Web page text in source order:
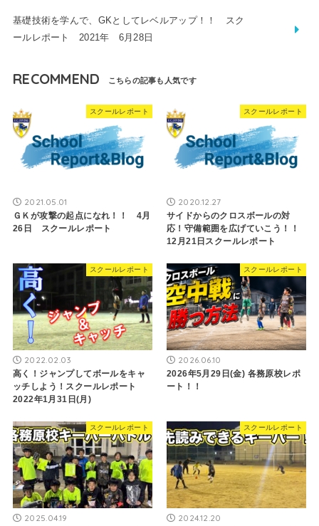
基礎技術を学んで、GKとしてレベルアップ！！ スク
ールレポート 2021年 6月28日
RECOMMEND
スクールレポート
2021.05.01
ＧＫが攻撃の起点になれ！！ 4月
26日 スクールレポート
スクールレポート
2020.12.27
サイドからのクロスボールの対
応！守備範囲を広げていこう！！
12月21日スクールレポート
スクールレポート
2022.02.03
高く！ジャンプしてボールをキャ
ッチしよう！スクールレポート
2022年1月31日(月)
スクールレポート
2026.06.10
2026年5月29日(金) 各務原校レポ
ート！！
スクールレポート
2025.04.19
スクールレポート
2024.12.20